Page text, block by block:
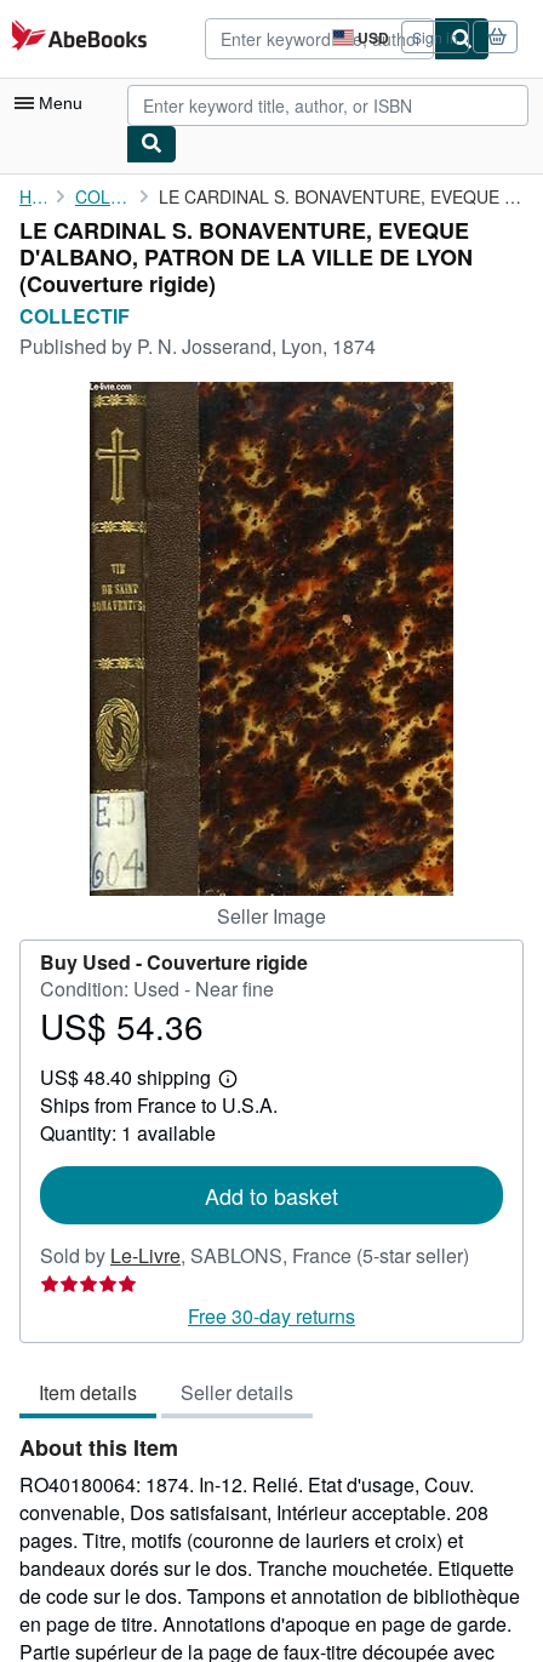
Skip to main content
AbeBooks.com USD
Site
shopping
preferences
Sign in
Menu
My Account
My Purchases
Advanced Search
Browse Collections
Art & Collectibles
Textbooks
Start Selling
CLOSE
Home COLLECTIF LE CARDINAL S. BONAVENTURE, EVEQUE D'ALBANO, PATRON DE LA VILLE ...
LE CARDINAL S. BONAVENTURE, EVEQUE
D'ALBANO, PATRON DE LA VILLE DE LYON
(Couverture rigide)
COLLECTIF
Published by P. N. Josserand, Lyon, 1874
Seller Image
Buy Used -Couverture rigide
Condition: Used - Near fine
Price
54.36
US$ 54.36
US$ 48.40 shipping
Learn
more
Ships from France to U.S.A.
Quantity: 1 available
Add to basket
Sold by Le-Livre, SABLONS, France (5-star seller)
out
Free 30-day returns
Item details Seller details
About this Item
RO40180064: 1874. In-12. Relié. Etat d'usage, Couv.
convenable, Dos satisfaisant, Intérieur acceptable. 208
pages. Titre, motifs (couronne de lauriers et croix) et
bandeaux dorés sur le dos. Tranche mouchetée. Etiquette
de code sur le dos. Tampons et annotation de bibliothèque
en page de titre. Annotations d'apoque en page de garde.
Partie supérieur de la page de faux-titre découpée avec